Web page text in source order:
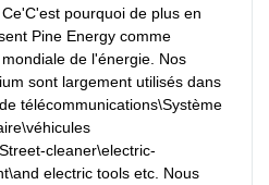
pourquoi de plus en
Pine Energy comme
de l'énergie. Nos
sont largement utilisés dans
télécommunications\Système
cleaner\electric-
electric tools etc. Nous